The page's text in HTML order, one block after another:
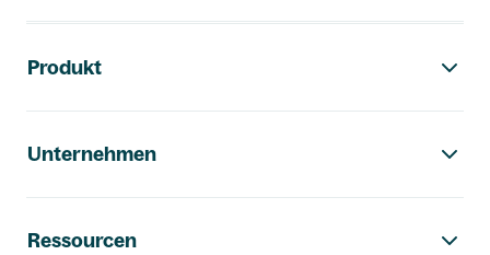
Produkt
Unternehmen
Ressourcen